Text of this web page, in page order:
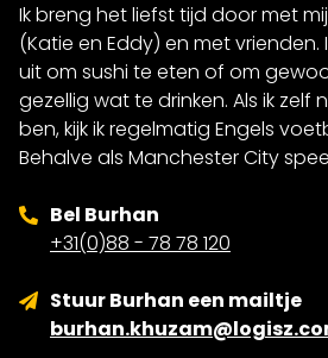
Ik breng het liefst tijd door met
(Katie en Eddy) en met
uit om sushi te eten of om
gezellig wat te drinken. Als ik zelf
ben, kijk ik regelmatig Engels
Behalve als Manchester City
Bel Burhan
+31(0)88 - 78 78 120
Stuur Burhan een mailtje